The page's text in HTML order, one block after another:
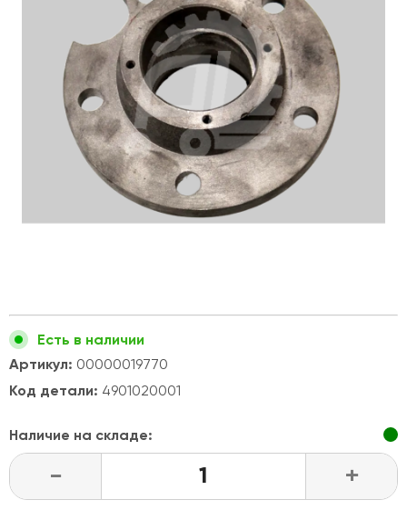
Есть в наличии
Артикул: 00000019770
Код детали: 4901020001
Наличие на складе:
- +